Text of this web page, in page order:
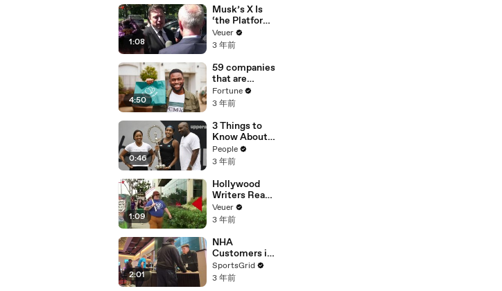
Trump
1:08
Musk’s X Is
‘the Platform
With the
Largest Ratio
Misinformatio
n or
Disinformatio
n’ Amongst
All Social
Media
Platforms
Veuer
3 年前
4:50
59 companies
that are
changing the
world: From
Chobani
Fortune
3 年前
0:46
3 Things to
Know About
Coco Gauff's
Parents
People
3 年前
1:09
Hollywood
Writers Reach
‘Tentative
Agreement’
After 146 Day
Strike
Veuer
3 年前
2:01
NHA
Customers in
Limbo as
Company
SportsGrid
3 年前